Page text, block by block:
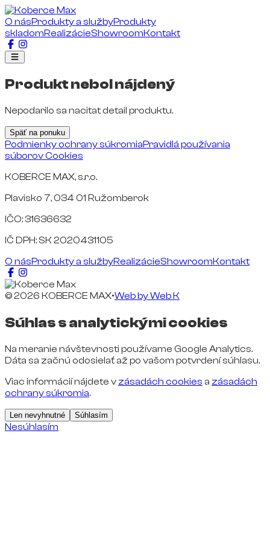
O násProdukty a službyProdukty
skladomRealizácieShowroomKontakt
Produkt nebol nájdený
Nepodarilo sa nacitat detail produktu.
Späť na ponuku
Podmienky ochrany súkromiaPravidlá používania
súborov Cookies
KOBERCE MAX, s.r.o.
Plavisko 7, 034 01 Ružomberok
IČO: 31636632
IČ DPH: SK 2020431105
O násProdukty a službyRealizácieShowroomKontakt
© 2026 KOBERCE MAX•Web byWeb K
Súhlas s analytickými cookies
Na meranie návštevnosti používame Google Analytics.
Dáta sa začnú odosielať až po vašom potvrdení súhlasu.
Viac informácií nájdete v zásadách cookies a zásadách
ochrany súkromia.
Len nevyhnutné Súhlasím
Nesúhlasím